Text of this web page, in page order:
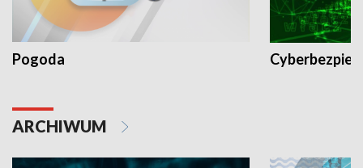
Pogoda
ARCHIWUM